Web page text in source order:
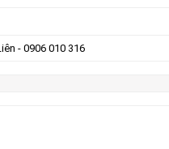
- 0906 010 316